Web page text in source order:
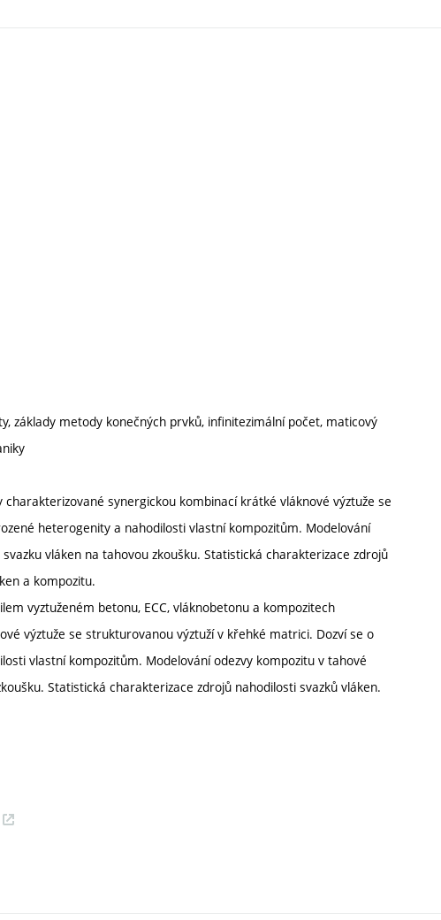
základy metody konečných prvků, infinitezimální počet, maticový
synergickou kombinací krátké vláknové výztuže se
heterogenity a nahodilosti vlastní kompozitům. Modelování
vláken na tahovou zkoušku. Statistická charakterizace zdrojů
a kompozitu.
vyztuženém betonu, ECC, vláknobetonu a kompozitech
výztuže se strukturovanou výztuží v křehké matrici. Dozví se o
vlastní kompozitům. Modelování odezvy kompozitu v tahové
Statistická charakterizace zdrojů nahodilosti svazků vláken.